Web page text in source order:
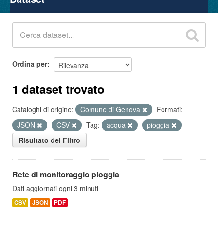
Gruppi
Ordina per
1 dataset trovato
Cataloghi di origine: Comune di Genova
Formati:
JSON
CSV Tag: acqua
pioggia
Risultato del Filtro
Rete di monitoraggio pioggia
Dati aggiornati ogni 3 minuti
CSV JSON PDF